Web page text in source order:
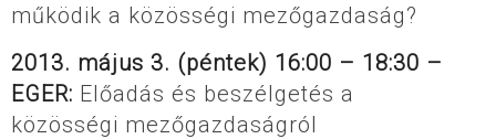
működik a közösségi mezőgazdaság?
2013. május 3. (péntek) 16:00 – 18:30 –
EGER: Előadás és beszélgetés a
közösségi mezőgazdaságról